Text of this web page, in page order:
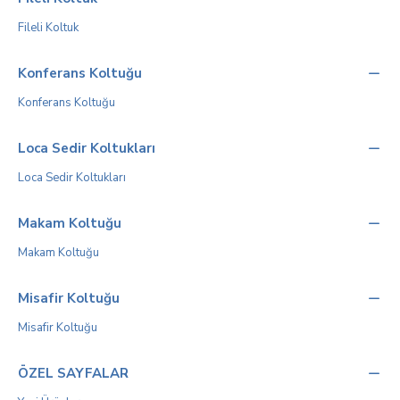
Fileli Koltuk
Konferans Koltuğu
Konferans Koltuğu
Loca Sedir Koltukları
Loca Sedir Koltukları
Makam Koltuğu
Makam Koltuğu
Misafir Koltuğu
Misafir Koltuğu
ÖZEL SAYFALAR